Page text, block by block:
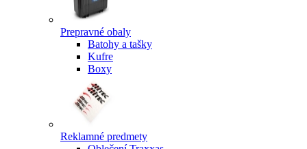
Prepravné obaly
Batohy a tašky
Kufre
Boxy
Reklamné predmety